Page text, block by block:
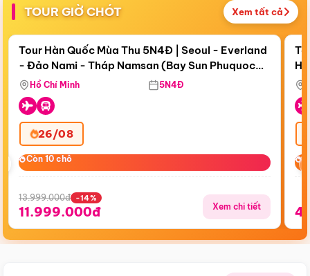
TOUR GIỜ CHÓT Xem tất cả
Còn19 ngày 07:26:44
Điểm nổi bật
Tour Hàn Quốc Mùa Thu 5N4Đ | Seoul - Everland
- Đảo Nami - Tháp Namsan (Bay Sun Phuquoc
Airways)
Hồ Chí Minh 5N4Đ
26/08
Còn 10 chỗ
Còn 10 chỗ
13.999.000đ -14%
11.999.000đ Xem chi tiết